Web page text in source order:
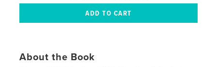
About the Book